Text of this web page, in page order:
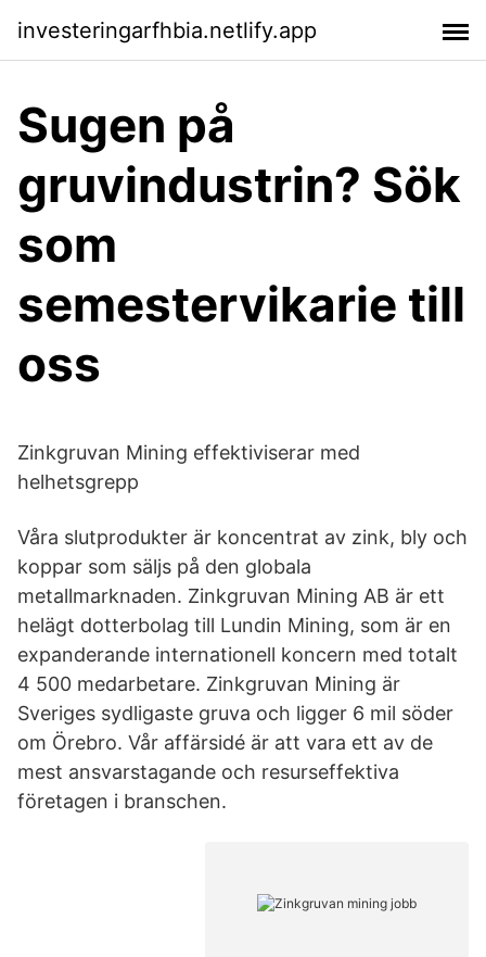
investeringarfhbia.netlify.app
Sugen på
gruvindustrin? Sök
som
semestervikarie till
oss
Zinkgruvan Mining effektiviserar med
helhetsgrepp
Våra slutprodukter är koncentrat av zink, bly och
koppar som säljs på den globala
metallmarknaden. Zinkgruvan Mining AB är ett
helägt dotterbolag till Lundin Mining, som är en
expanderande internationell koncern med totalt
4 500 medarbetare. Zinkgruvan Mining är
Sveriges sydligaste gruva och ligger 6 mil söder
om Örebro. Vår affärsidé är att vara ett av de
mest ansvarstagande och resurseffektiva
företagen i branschen.